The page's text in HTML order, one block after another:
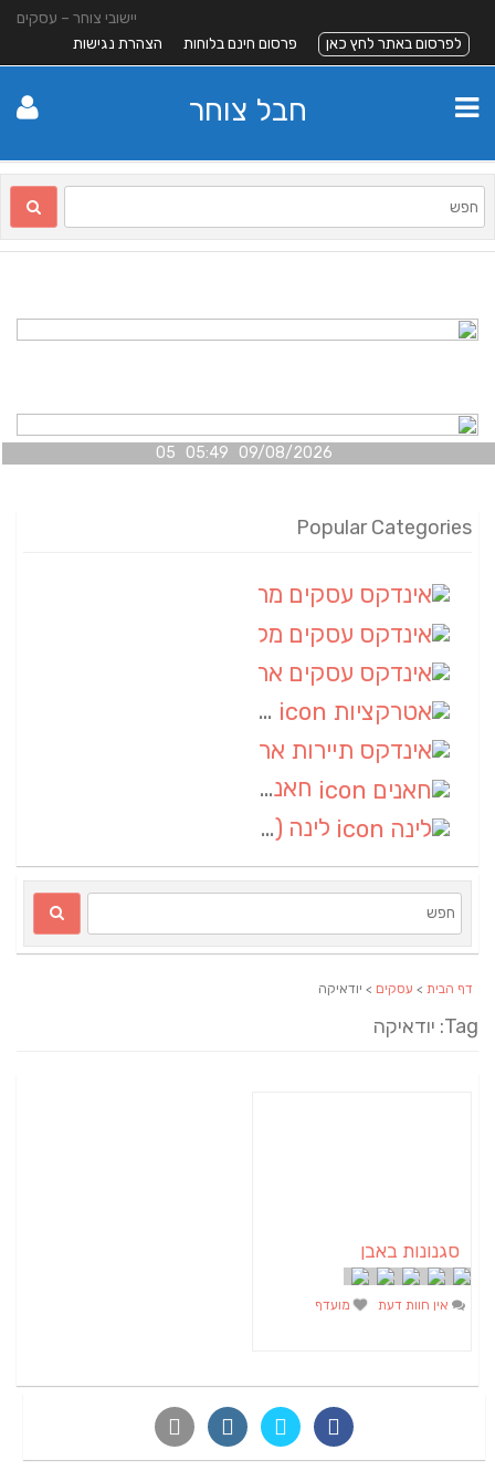
יישובי צוחר – עסקים
לפרסום באתר לחץ כאן
פרסום חינם בלוחות הצהרת נגישות
חבל צוחר
09/08/2026 05:49 05
Popular Categories
אטרקציות
חאנים
לינה (1)
דף הבית > עסקים > יודאיקה
Tag: יודאיקה
סגנונות באבן
אין חוות דעת מועדף